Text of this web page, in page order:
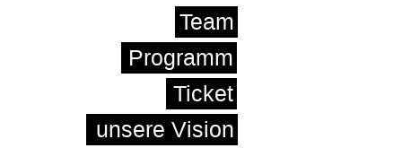
Team
Programm
Ticket
unsere Vision